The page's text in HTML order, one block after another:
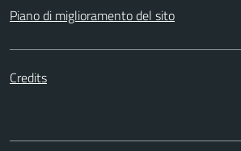
Piano di miglioramento del sito
Credits